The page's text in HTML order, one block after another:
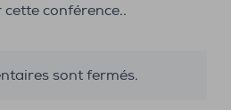
conférence..
sont fermés.